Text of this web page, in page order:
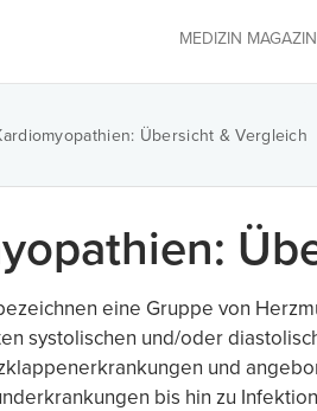
MEDIZIN MAGAZIN
Übersicht & Vergleich
eine Gruppe von
systolischen und/oder
und
bis hin zu